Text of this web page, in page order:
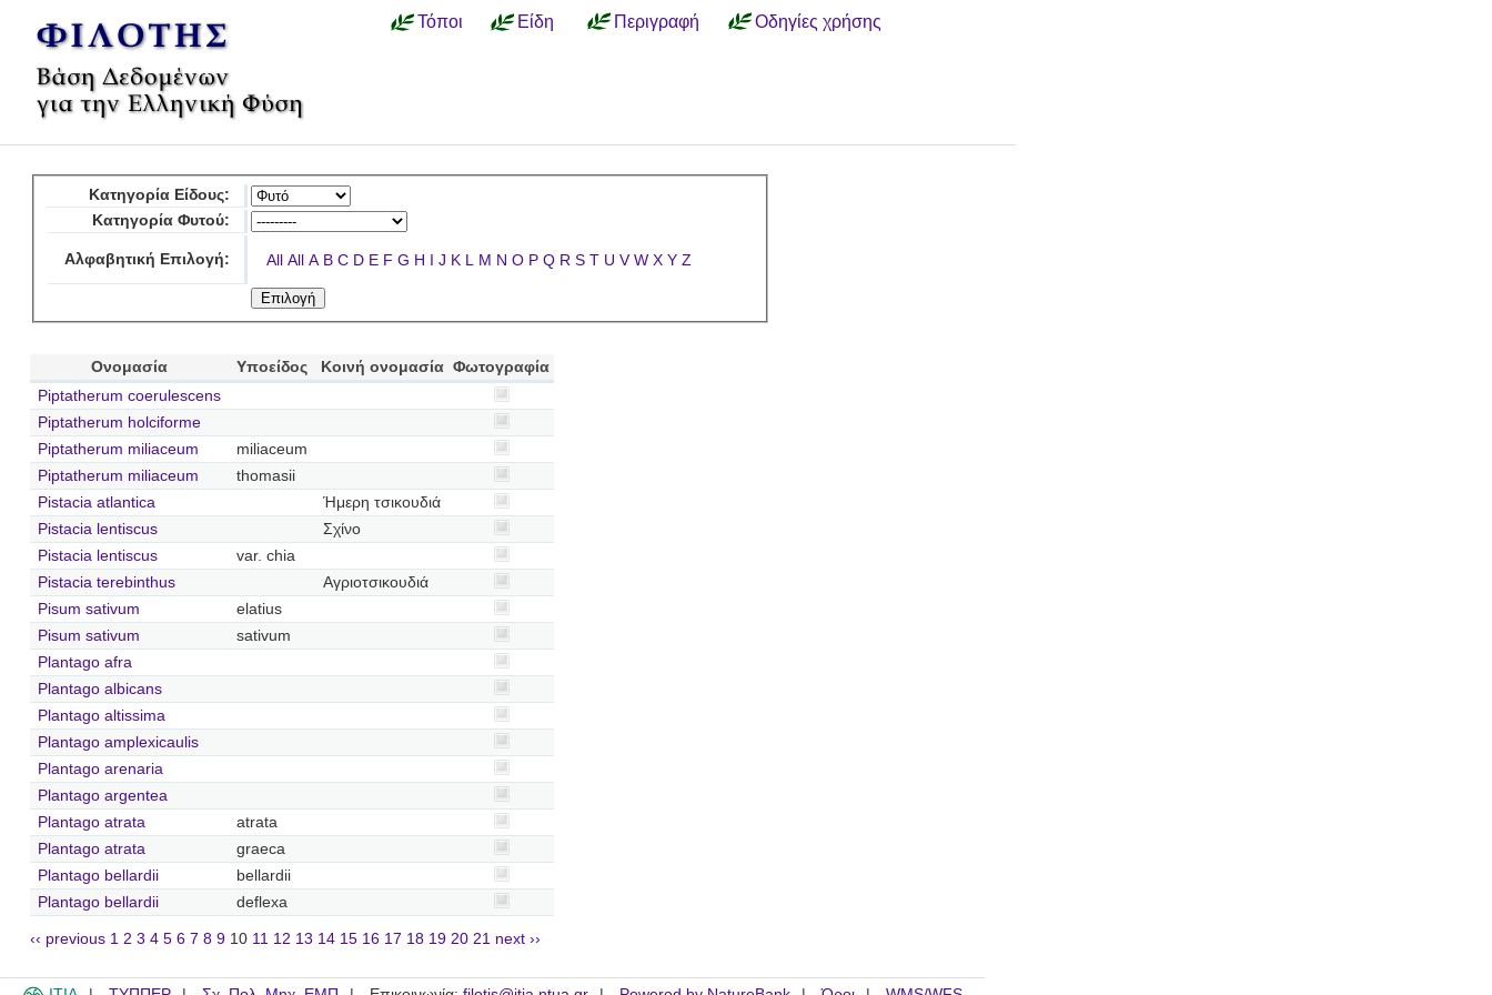
Τόποι Είδη Περιγραφή Οδηγίες χρήσης
Κατηγορία Είδους:
Κατηγορία Φυτού:
Αλφαβητική Επιλογή: All All A B C D E F G H I J K L M N O P Q R S T U V W X Y Z
Ονομασία Υποείδος Κοινή ονομασία Φωτογραφία
Piptatherum coerulescens
Piptatherum holciforme
Piptatherum miliaceum
miliaceum
Piptatherum miliaceum
thomasii
Pistacia atlantica
Ήμερη τσικουδιά
Pistacia lentiscus
Σχίνο
Pistacia lentiscus
var. chia
Pistacia terebinthus
Αγριοτσικουδιά
Pisum sativum
elatius
Pisum sativum
sativum
Plantago afra
Plantago albicans
Plantago altissima
Plantago amplexicaulis
Plantago arenaria
Plantago argentea
Plantago atrata
atrata
Plantago atrata
graeca
Plantago bellardii
bellardii
Plantago bellardii
deflexa
‹‹ previous 1 2 3 4 5 6 7 8 9 10 11 12 13 14 15 16 17 18 19 20 21 next ››